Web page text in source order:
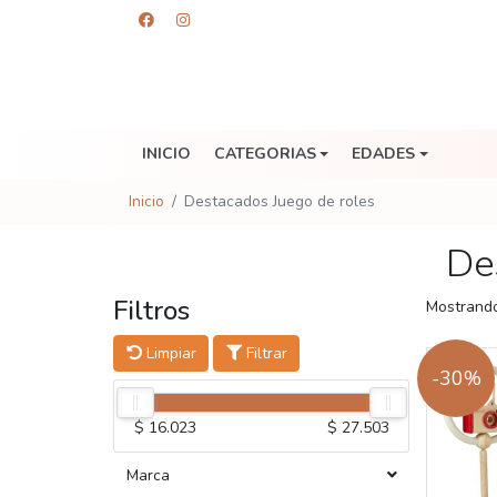
INICIO CATEGORIAS EDADES
Inicio Destacados Juego de roles
Filtros
Limpiar Filtrar
$ 16.023 $ 27.503
Marca
-30%